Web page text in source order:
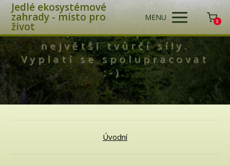
Jedlé ekosystémové
zahrady - místo pro
život
MENU 0
Láska, světlo, příroda -
největší tvůrčí síly.
Vyplatí se spolupracovat
:-).
Úvodní